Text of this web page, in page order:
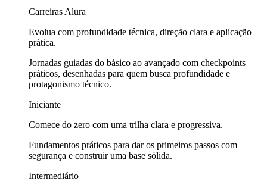
Carreiras Alura
Evolua com profundidade técnica, direção clara e aplicação
prática.
Jornadas guiadas do básico ao avançado com checkpoints
práticos, desenhadas para quem busca profundidade e
protagonismo técnico.
Iniciante
Comece do zero com uma trilha clara e progressiva.
Fundamentos práticos para dar os primeiros passos com
segurança e construir uma base sólida.
Intermediário